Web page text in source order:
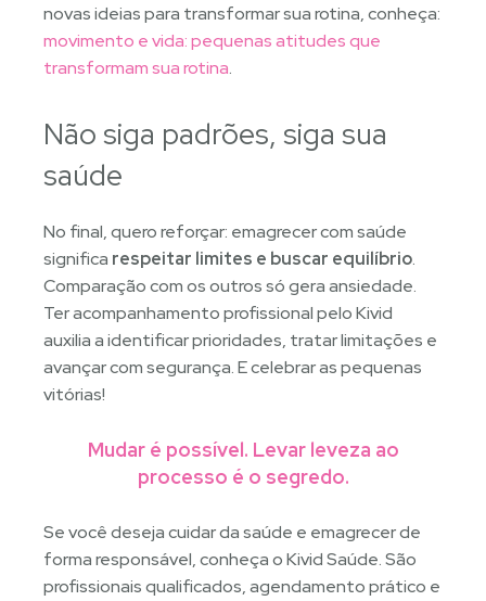
novas ideias para transformar sua rotina, conheça:
movimento e vida: pequenas atitudes que
transformam sua rotina.
Não siga padrões, siga sua
saúde
No final, quero reforçar: emagrecer com saúde
significa respeitar limites e buscar equilíbrio.
Comparação com os outros só gera ansiedade.
Ter acompanhamento profissional pelo Kivid
auxilia a identificar prioridades, tratar limitações e
avançar com segurança. E celebrar as pequenas
vitórias!
Mudar é possível. Levar leveza ao
processo é o segredo.
Se você deseja cuidar da saúde e emagrecer de
forma responsável, conheça o Kivid Saúde. São
profissionais qualificados, agendamento prático e